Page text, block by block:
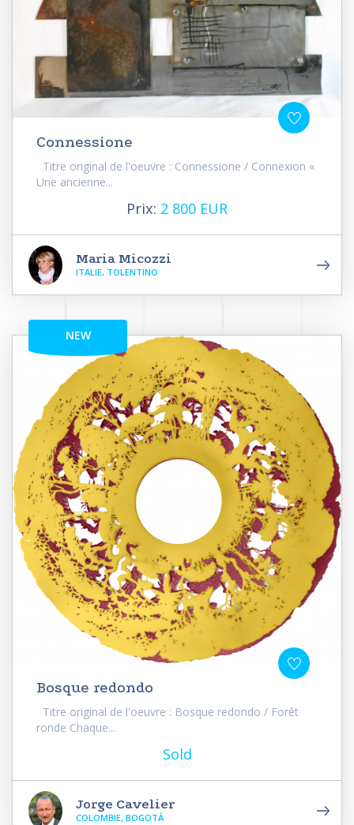
Connessione
Titre original de l'oeuvre : Connessione / Connexion «
Une ancienne...
Prix: 2 800 EUR
Maria Micozzi
ITALIE, TOLENTINO
NEW
Bosque redondo
Titre original de l'oeuvre : Bosque redondo / Forêt
ronde Chaque...
Sold
Jorge Cavelier
COLOMBIE, BOGOTÁ